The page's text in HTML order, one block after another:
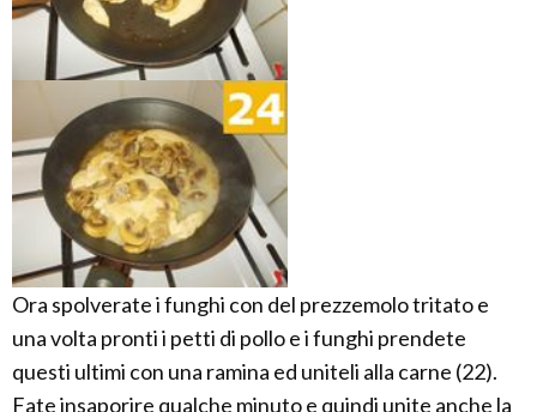
Ora spolverate i funghi con del prezzemolo tritato e
una volta pronti i petti di pollo e i funghi prendete
questi ultimi con una ramina ed uniteli alla carne (22).
Fate insaporire qualche minuto e quindi unite anche la